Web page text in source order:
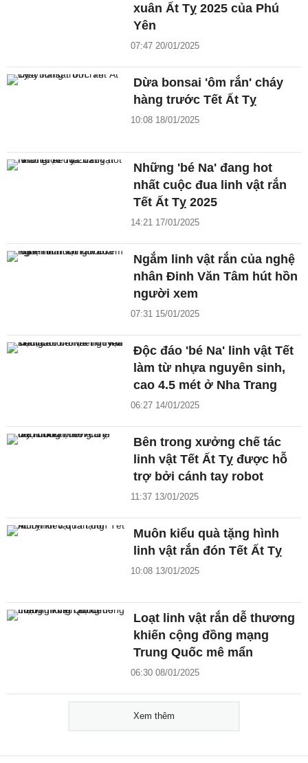
xuân Ất Tỵ 2025 của Phú
Yên
07:47 20/01/2025
Dừa bonsai 'ôm rắn' cháy
hàng trước Tết Ất Tỵ
10:08 18/01/2025
Những 'bé Na' đang hot
nhất cuộc đua linh vật rắn
Tết Ất Tỵ 2025
14:21 17/01/2025
Ngắm linh vật rắn của nghệ
nhân Đinh Văn Tâm hút hồn
người xem
07:31 15/01/2025
Độc đáo 'bé Na' linh vật Tết
làm từ nhựa nguyên sinh,
cao 4.5 mét ở Nha Trang
06:27 14/01/2025
Bên trong xưởng chế tác
linh vật Tết Ất Tỵ được hỗ
trợ bởi cánh tay robot
11:37 13/01/2025
Muôn kiểu quà tặng hình
linh vật rắn đón Tết Ất Tỵ
10:08 13/01/2025
Loạt linh vật rắn dễ thương
khiến cộng đồng mạng
Trung Quốc mê mẩn
06:30 08/01/2025
Xem thêm